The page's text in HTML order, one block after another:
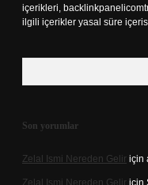
içerikleri,
ilgili içerikler yasal süre
Son yorumlar
Zelal Ismi Nereden Gelir için
Zelal Ismi Nereden Gelir için